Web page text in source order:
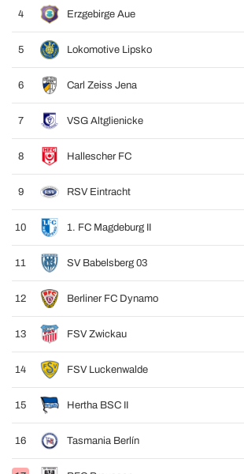
4 Erzgebirge Aue
5 Lokomotive Lipsko
6 Carl Zeiss Jena
7 VSG Altglienicke
8 Hallescher FC
9 RSV Eintracht
10 1. FC Magdeburg II
11 SV Babelsberg 03
12 Berliner FC Dynamo
13 FSV Zwickau
14 FSV Luckenwalde
15 Hertha BSC II
16 Tasmania Berlín